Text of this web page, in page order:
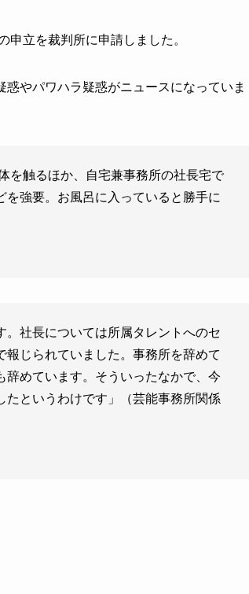
申立を裁判所に申請しました。
やパワハラ疑惑がニュースになっていま
を触るほか、自宅兼事務所の社長宅で
強要。お風呂に入っていると勝手に
。社長については所属タレントへのセ
じられていました。事務所を辞めて
めています。そういったなかで、今
というわけです」（芸能事務所関係